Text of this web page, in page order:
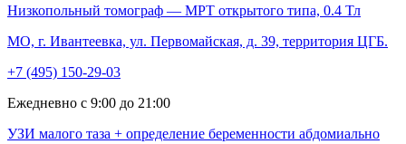
Низкопольный томограф — МРТ открытого типа, 0.4 Тл
МО, г. Ивантеевка, ул. Первомайская, д. 39, территория ЦГБ.
+7 (495) 150-29-03
Ежедневно с 9:00 до 21:00
УЗИ малого таза + определение беременности абдомиально